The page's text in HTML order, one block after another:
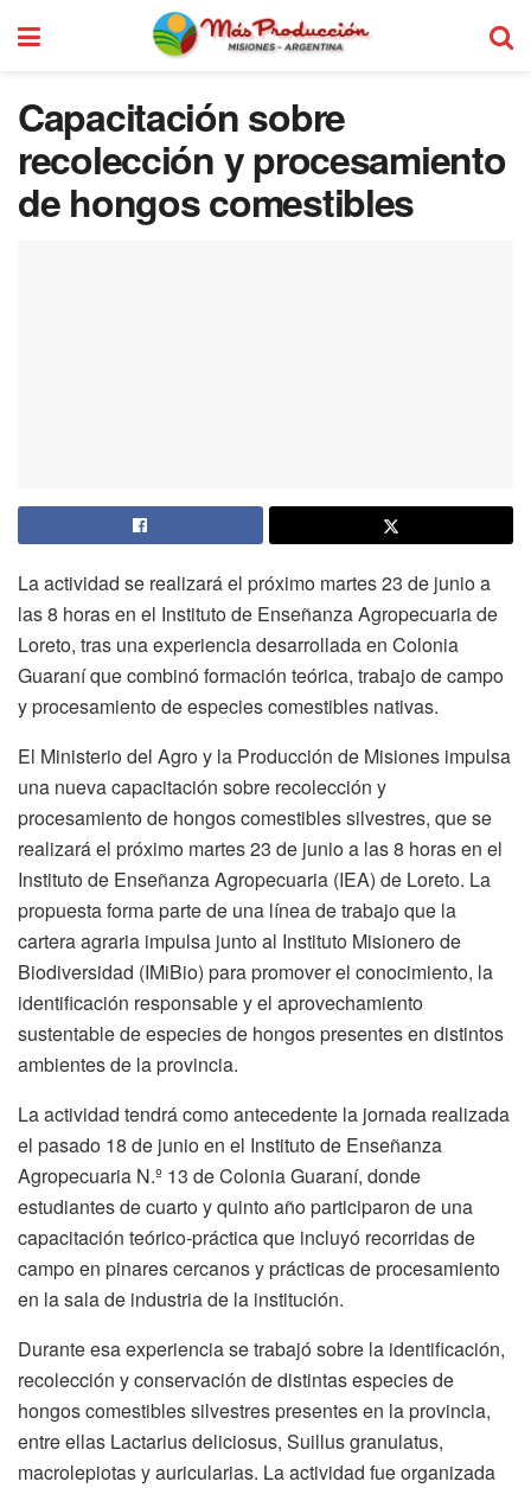
Capacitación sobre
recolección y procesamiento
de hongos comestibles
La actividad se realizará el próximo martes 23 de junio a
las 8 horas en el Instituto de Enseñanza Agropecuaria de
Loreto, tras una experiencia desarrollada en Colonia
Guaraní que combinó formación teórica, trabajo de campo
y procesamiento de especies comestibles nativas.
El Ministerio del Agro y la Producción de Misiones impulsa
una nueva capacitación sobre recolección y
procesamiento de hongos comestibles silvestres, que se
realizará el próximo martes 23 de junio a las 8 horas en el
Instituto de Enseñanza Agropecuaria (IEA) de Loreto. La
propuesta forma parte de una línea de trabajo que la
cartera agraria impulsa junto al Instituto Misionero de
Biodiversidad (IMiBio) para promover el conocimiento, la
identificación responsable y el aprovechamiento
sustentable de especies de hongos presentes en distintos
ambientes de la provincia.
La actividad tendrá como antecedente la jornada realizada
el pasado 18 de junio en el Instituto de Enseñanza
Agropecuaria N.º 13 de Colonia Guaraní, donde
estudiantes de cuarto y quinto año participaron de una
capacitación teórico-práctica que incluyó recorridas de
campo en pinares cercanos y prácticas de procesamiento
en la sala de industria de la institución.
Durante esa experiencia se trabajó sobre la identificación,
recolección y conservación de distintas especies de
hongos comestibles silvestres presentes en la provincia,
entre ellas Lactarius deliciosus, Suillus granulatus,
macrolepiotas y auricularias. La actividad fue organizada